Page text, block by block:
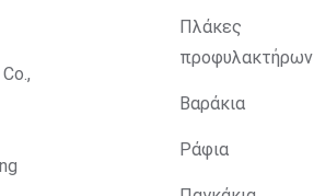
Πλάκες
προφυλακτήρων
Βαράκια
Ράφια